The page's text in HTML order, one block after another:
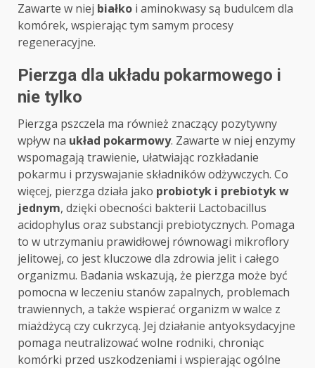
Zawarte w niej białko i aminokwasy są budulcem dla
komórek, wspierając tym samym procesy
regeneracyjne.
Pierzga dla układu pokarmowego i
nie tylko
Pierzga pszczela ma również znaczący pozytywny
wpływ na układ pokarmowy. Zawarte w niej enzymy
wspomagają trawienie, ułatwiając rozkładanie
pokarmu i przyswajanie składników odżywczych. Co
więcej, pierzga działa jako probiotyk i prebiotyk w
jednym, dzięki obecności bakterii Lactobacillus
acidophylus oraz substancji prebiotycznych. Pomaga
to w utrzymaniu prawidłowej równowagi mikroflory
jelitowej, co jest kluczowe dla zdrowia jelit i całego
organizmu. Badania wskazują, że pierzga może być
pomocna w leczeniu stanów zapalnych, problemach
trawiennych, a także wspierać organizm w walce z
miażdżycą czy cukrzycą. Jej działanie antyoksydacyjne
pomaga neutralizować wolne rodniki, chroniąc
komórki przed uszkodzeniami i wspierając ogólne